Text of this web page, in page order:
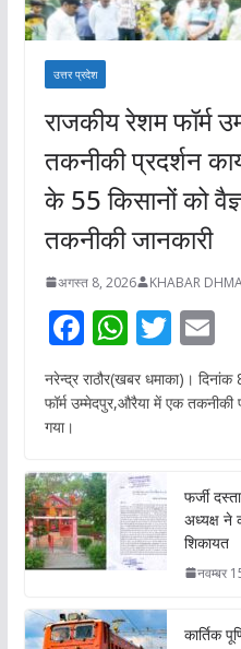
उत्तर प्रदेश
राजकीय रेशम फॉर्म
तकनीकी प्रदर्शन
के 55 किसानों को
तकनीकी जानकारी
अगस्त 8, 2026 KHABAR
F
ac
e
o
o
k
W
h
at
A
p
p
T
w
itt
E
ai
नरेन्द्र राठौर(खबर धमाका)।
फॉर्म उम्मेदपुर,औरैया में एक तकनीकी
गया।
फर्जी
अध्यक्ष ने
शिकायत
नवम्बर
कार्तिक